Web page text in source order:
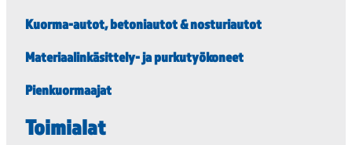
Kuorma-autot, betoniautot & nosturiautot
Materiaalinkäsittely- ja purkutyökoneet
Pienkuormaajat
Toimialat